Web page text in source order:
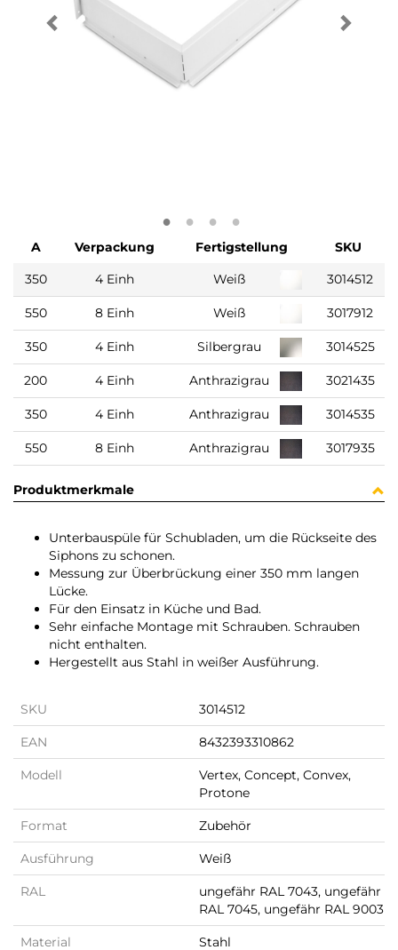
A Verpackung Fertigstellung
SKU
350
4 Einh Weiß 3014512
550 8 Einh Weiß 3017912
350 4 Einh Silbergrau 3014525
200 4 Einh Anthrazigrau 3021435
350 4 Einh Anthrazigrau 3014535
550 8 Einh Anthrazigrau 3017935
Produktmerkmale
Unterbauspüle für Schubladen, um die Rückseite des
Siphons zu schonen.
Messung zur Überbrückung einer 350 mm langen
Lücke.
Für den Einsatz in Küche und Bad.
Sehr einfache Montage mit Schrauben. Schrauben
nicht enthalten.
Hergestellt aus Stahl in weißer Ausführung.
SKU 3014512
EAN 8432393310862
Modell
Vertex, Concept, Convex,
Protone
Format Zubehör
Ausführung Weiß
RAL
ungefähr RAL 7043, ungefähr
RAL 7045, ungefähr RAL 9003
Material Stahl